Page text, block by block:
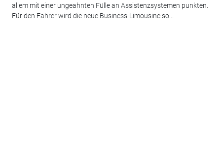
allem mit einer ungeahnten Fülle an Assistenzsystemen punkten.
Für den Fahrer wird die neue Business-Limousine so...